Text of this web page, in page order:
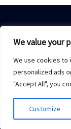
We value your
We use cookies to
personalized ads
"Accept All", you
Customize
2021
Estamos
Aceitar